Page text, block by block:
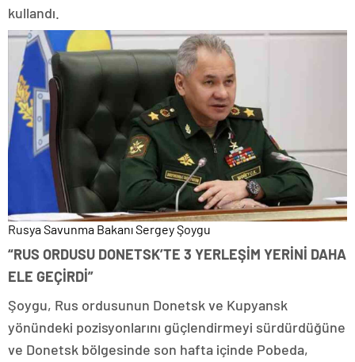
kullandı.
Rusya Savunma Bakanı Sergey Şoygu
“RUS ORDUSU DONETSK’TE 3 YERLEŞİM YERİNİ DAHA
ELE GEÇİRDİ”
Şoygu, Rus ordusunun Donetsk ve Kupyansk
yönündeki pozisyonlarını güçlendirmeyi sürdürdüğüne
ve Donetsk bölgesinde son hafta içinde Pobeda,